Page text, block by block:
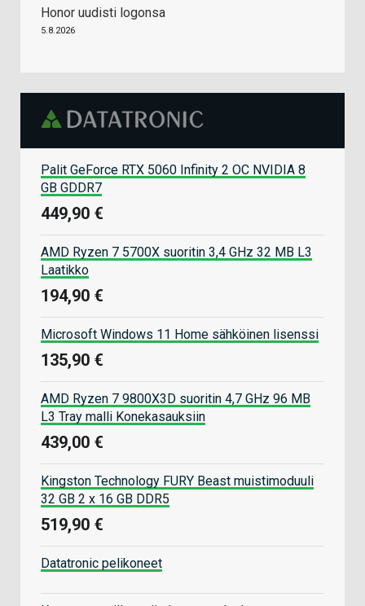
Honor uudisti logonsa
5.8.2026
Palit GeForce RTX 5060 Infinity 2 OC NVIDIA 8
GB GDDR7
449,90 €
AMD Ryzen 7 5700X suoritin 3,4 GHz 32 MB L3
Laatikko
194,90 €
Microsoft Windows 11 Home sähköinen lisenssi
135,90 €
AMD Ryzen 7 9800X3D suoritin 4,7 GHz 96 MB
L3 Tray malli Konekasauksiin
439,00 €
Kingston Technology FURY Beast muistimoduuli
32 GB 2 x 16 GB DDR5
519,90 €
Datatronic pelikoneet